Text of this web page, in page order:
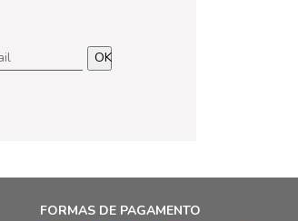
OK
FORMAS DE PAGAMENTO